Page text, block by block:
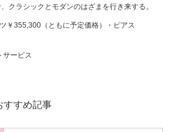
クラシックとモダンのはざまを行き来する。
￥355,300（ともに予定価格）・ピアス
サービス
すすめ記事